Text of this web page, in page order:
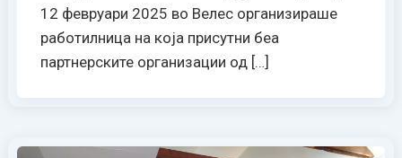
12 февруари 2025 во Велес организираше
работилница на која присутни беа
партнерските организации од […]